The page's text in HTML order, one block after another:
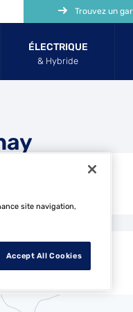
ÉLECTRIQUE
& Hybride
Trouvez un
site navigation,
Accept All Cookies